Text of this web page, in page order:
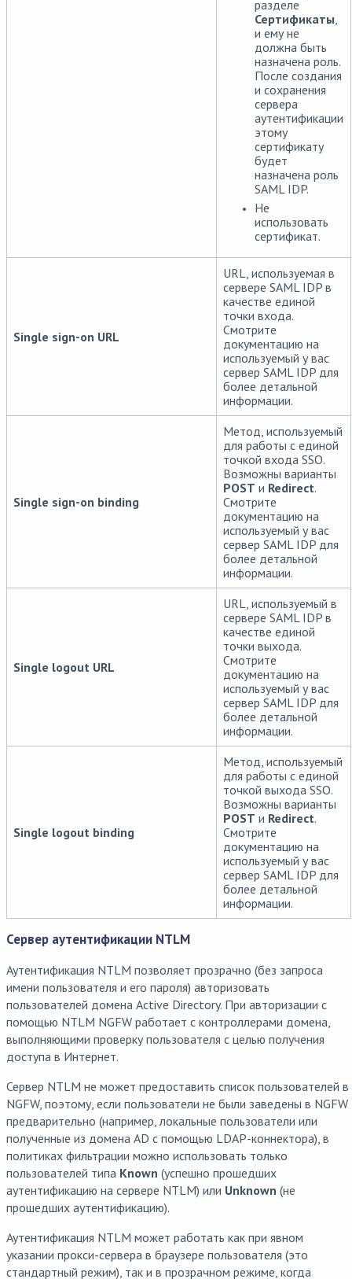
разделе
Сертификаты,
и ему не
должна быть
назначена роль.
После создания
и сохранения
сервера
аутентификации
этому
сертификату
будет
назначена роль
SAML IDP.
Не
использовать
сертификат.
Single sign-on URL
URL, используемая в
сервере SAML IDP в
качестве единой
точки входа.
Смотрите
документацию на
используемый у вас
сервер SAML IDP для
более детальной
информации.
Single sign-on binding
Метод, используемый
для работы с единой
точкой входа SSO.
Возможны варианты
POST и Redirect.
Смотрите
документацию на
используемый у вас
сервер SAML IDP для
более детальной
информации.
Single logout URL
URL, используемый в
сервере SAML IDP в
качестве единой
точки выхода.
Смотрите
документацию на
используемый у вас
сервер SAML IDP для
более детальной
информации.
Single logout binding
Метод, используемый
для работы с единой
точкой выхода SSO.
Возможны варианты
POST и Redirect.
Смотрите
документацию на
используемый у вас
сервер SAML IDP для
более детальной
информации.
Сервер аутентификации NTLM
Аутентификация NTLM позволяет прозрачно (без запроса
имени пользователя и его пароля) авторизовать
пользователей домена Active Directory. При авторизации с
помощью NTLM NGFW работает с контроллерами домена,
выполняющими проверку пользователя с целью получения
доступа в Интернет.
Сервер NTLM не может предоставить список пользователей в
NGFW, поэтому, если пользователи не были заведены в NGFW
предварительно (например, локальные пользователи или
полученные из домена AD с помощью LDAP-коннектора), в
политиках фильтрации можно использовать только
пользователей типа Known (успешно прошедших
аутентификацию на сервере NTLM) или Unknown (не
прошедших аутентификацию).
Аутентификация NTLM может работать как при явном
указании прокси-сервера в браузере пользователя (это
стандартный режим), так и в прозрачном режиме, когда